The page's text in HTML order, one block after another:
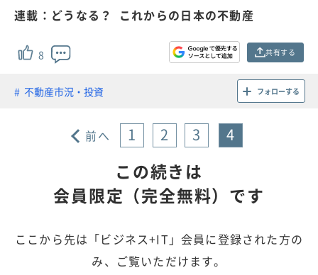
連載：どうなる？ これからの日本の不動産
8 共有する
不動産市況・投資 フォローする
前へ 1 2 3 4
この続きは
会員限定（完全無料）です
ここから先は「ビジネス+IT」会員に登録された方の
み、ご覧いただけます。